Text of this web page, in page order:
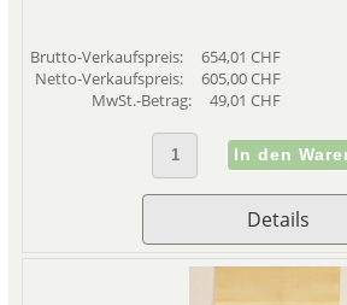
Brutto-Verkaufspreis:
654,01 CHF
Netto-Verkaufspreis:
605,00 CHF
MwSt.-Betrag:
49,01 CHF
Details